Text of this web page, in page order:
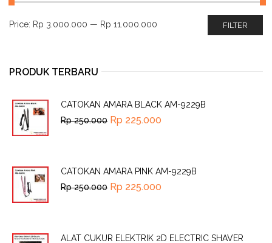
FILTER
Price: Rp 3.000.000 — Rp 11.000.000
PRODUK TERBARU
CATOKAN AMARA BLACK AM-9229B
Rp250.000 Rp 225.000
CATOKAN AMARA PINK AM-9229B
Rp250.000 Rp 225.000
ALAT CUKUR ELEKTRIK 2D ELECTRIC SHAVER